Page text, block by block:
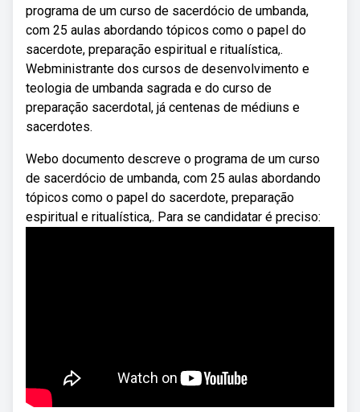
programa de um curso de sacerdócio de umbanda,
com 25 aulas abordando tópicos como o papel do
sacerdote, preparação espiritual e ritualística,.
Webministrante dos cursos de desenvolvimento e
teologia de umbanda sagrada e do curso de
preparação sacerdotal, já centenas de médiuns e
sacerdotes.
Webo documento descreve o programa de um curso
de sacerdócio de umbanda, com 25 aulas abordando
tópicos como o papel do sacerdote, preparação
espiritual e ritualística,. Para se candidatar é preciso: